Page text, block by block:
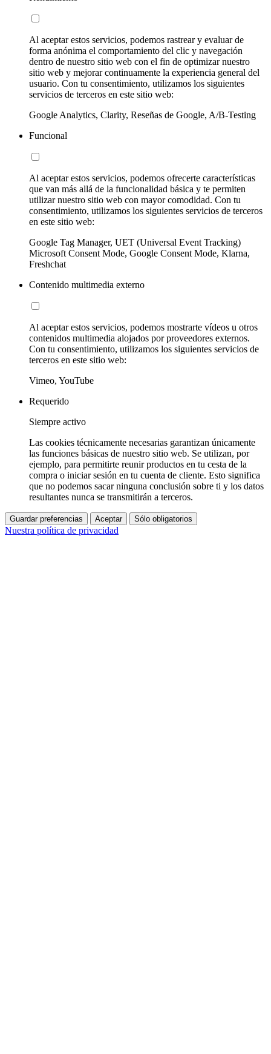
Al aceptar estos servicios, podemos rastrear y evaluar de
forma anónima el comportamiento del clic y navegación
dentro de nuestro sitio web con el fin de optimizar nuestro
sitio web y mejorar continuamente la experiencia general del
usuario. Con tu consentimiento, utilizamos los siguientes
servicios de terceros en este sitio web:
Google Analytics, Clarity, Reseñas de Google, A/B-Testing
Funcional
Al aceptar estos servicios, podemos ofrecerte características
que van más allá de la funcionalidad básica y te permiten
utilizar nuestro sitio web con mayor comodidad. Con tu
consentimiento, utilizamos los siguientes servicios de terceros
en este sitio web:
Google Tag Manager, UET (Universal Event Tracking)
Microsoft Consent Mode, Google Consent Mode, Klarna,
Freshchat
Contenido multimedia externo
Al aceptar estos servicios, podemos mostrarte vídeos u otros
contenidos multimedia alojados por proveedores externos.
Con tu consentimiento, utilizamos los siguientes servicios de
terceros en este sitio web:
Vimeo, YouTube
Requerido
Siempre activo
Las cookies técnicamente necesarias garantizan únicamente
las funciones básicas de nuestro sitio web. Se utilizan, por
ejemplo, para permitirte reunir productos en tu cesta de la
compra o iniciar sesión en tu cuenta de cliente. Esto significa
que no podemos sacar ninguna conclusión sobre ti y los datos
resultantes nunca se transmitirán a terceros.
Guardar preferencias Aceptar Sólo obligatorios
Nuestra política de privacidad